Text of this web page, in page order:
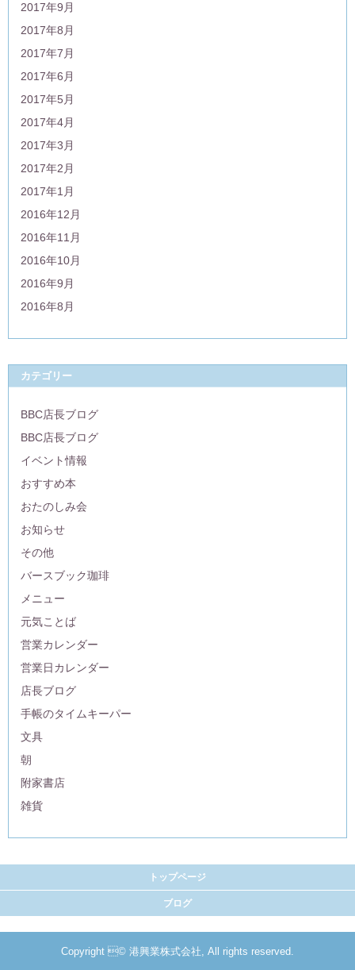
2017年9月
2017年8月
2017年7月
2017年6月
2017年5月
2017年4月
2017年3月
2017年2月
2017年1月
2016年12月
2016年11月
2016年10月
2016年9月
2016年8月
カテゴリー
BBC店長ブログ
BBC店長ブログ
イベント情報
おすすめ本
おたのしみ会
お知らせ
その他
バースブック珈琲
メニュー
元気ことば
営業カレンダー
営業日カレンダー
店長ブログ
手帳のタイムキーパー
文具
朝
附家書店
雑貨
トップページ
ブログ
Copyright © 港興業株式会社, All rights reserved.